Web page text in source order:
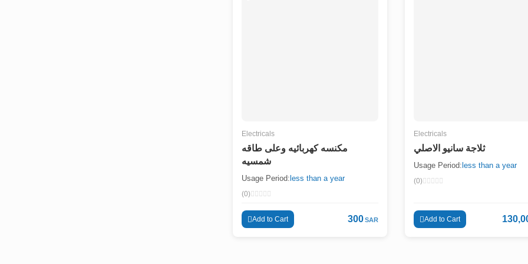
Electricals
مكنسه كهربائيه وعلى طاقه
شمسيه
Usage Period: less than a year
(0)
Add to Cart 300SAR
Electricals
ثلاجة سانيو الاصلي
Usage Period: less than a year
(0)
Add to Cart